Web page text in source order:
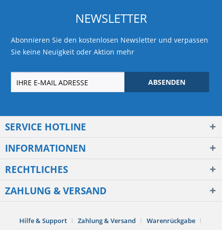
NEWSLETTER
Abonnieren Sie den kostenlosen Newsletter und verpassen
Sie keine Neuigkeit oder Aktion mehr
ABSENDEN
SERVICE HOTLINE
INFORMATIONEN
RECHTLICHES
ZAHLUNG & VERSAND
Hilfe & Support Zahlung & Versand Warenrückgabe